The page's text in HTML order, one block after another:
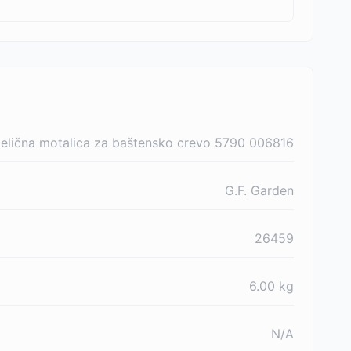
motalica za baštensko crevo 5790 006816
G.F. Garden
26459
6.00 kg
N/A